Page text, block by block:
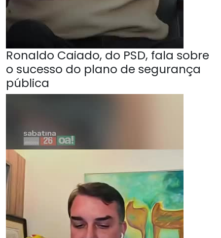
Ronaldo Caiado, do PSD, fala sobre
o sucesso do plano de segurança
pública